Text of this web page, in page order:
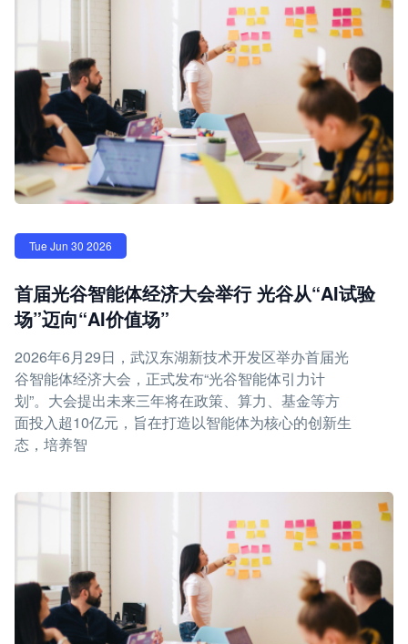
Tue Jun 30 2026
首届光谷智能体经济大会举行 光谷从“AI试验
场”迈向“AI价值场”
2026年6月29日，武汉东湖新技术开发区举办首届光
谷智能体经济大会，正式发布“光谷智能体引力计
划”。大会提出未来三年将在政策、算力、基金等方
面投入超10亿元，旨在打造以智能体为核心的创新生
态，培养智